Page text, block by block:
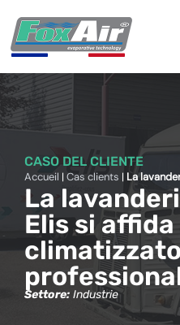
contenuto
CASO DEL CLIENTE
Accueil | Cas clients | La
La
Elis si affida
Settore: Industrie